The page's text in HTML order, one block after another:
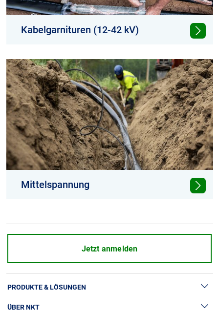
Kabelgarnituren (12-42 kV)
Mittelspannung
Jetzt anmelden
PRODUKTE & LÖSUNGEN
Hochspannung
ÜBER NKT